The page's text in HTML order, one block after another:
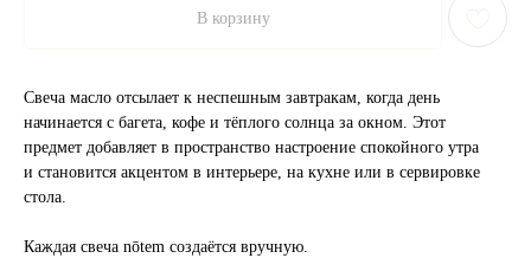
В корзину
Свеча масло отсылает к неспешным завтракам, когда день
начинается с багета, кофе и тёплого солнца за окном. Этот
предмет добавляет в пространство настроение спокойного утра
и становится акцентом в интерьере, на кухне или в сервировке
стола.
Каждая свеча nōtem создаётся вручную.